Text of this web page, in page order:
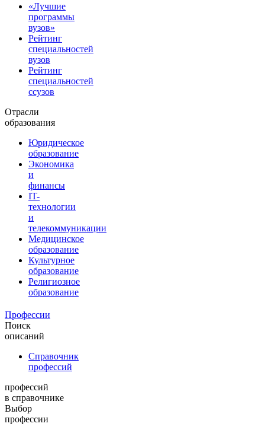
«Лучшие
программы
вузов»
Рейтинг
специальностей
вузов
Рейтинг
специальностей
ссузов
Отрасли
образования
Юридическое
образование
Экономика
и
финансы
IT-
технологии
и
телекоммуникации
Медицинское
образование
Культурное
образование
Религиозное
образование
Профессии
Поиск
описаний
Справочник
профессий
профессий
в справочнике
Выбор
профессии